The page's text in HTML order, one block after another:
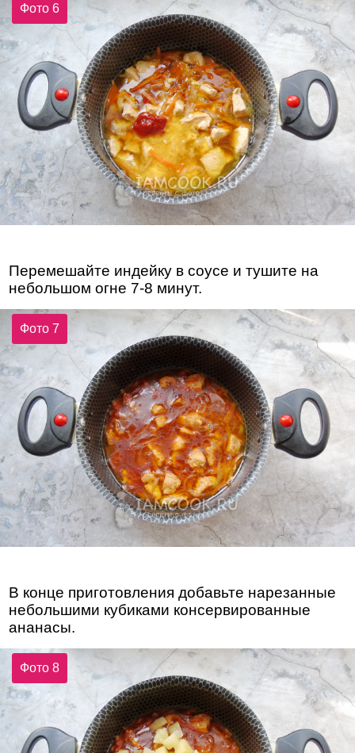
Фото 6
Перемешайте индейку в соусе и тушите на
небольшом огне 7-8 минут.
Фото 7
В конце приготовления добавьте нарезанные
небольшими кубиками консервированные
ананасы.
Фото 8